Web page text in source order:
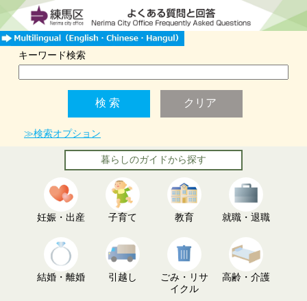
キーワード検索
≫検索オプション
暮らしのガイドから探す
妊娠・出産 子育て 教育 就職・退職
結婚・離婚 引越し
ごみ・リサ
イクル
高齢・介護